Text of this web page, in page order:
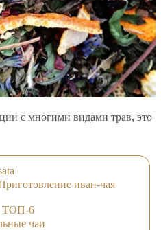
с многими видами трав, это
иван-чая
ТОП-6
чаи